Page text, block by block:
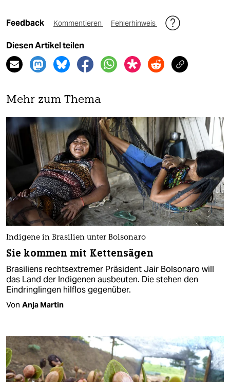
Feedback Kommentieren Fehlerhinweis
Diesen Artikel teilen
Mehr zum Thema
Indigene in Brasilien unter Bolsonaro
Sie kommen mit Kettensägen
Brasiliens rechtsextremer Präsident Jair Bolsonaro will
das Land der Indigenen ausbeuten. Die stehen den
Eindringlingen hilflos gegenüber.
Von Anja Martin